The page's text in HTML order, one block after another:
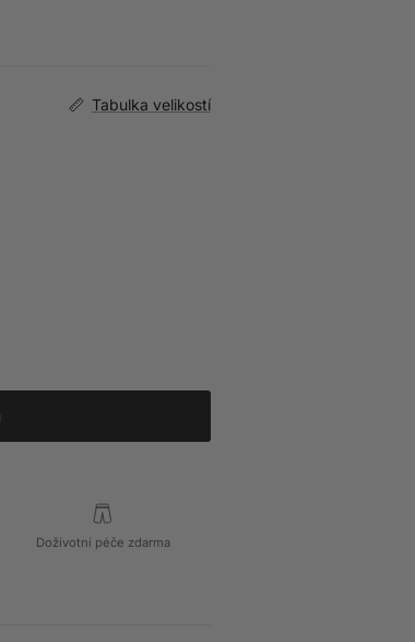
Tabulka velikostí
Doživotní péče zdarma